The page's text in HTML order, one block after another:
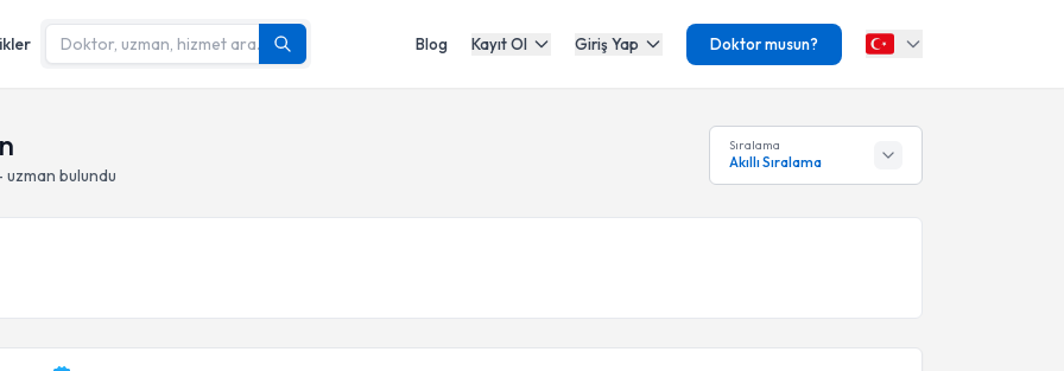
Blog Kayıt Ol Giriş Yap Doktor musun?
bulundu
Sıralama
Akıllı Sıralama